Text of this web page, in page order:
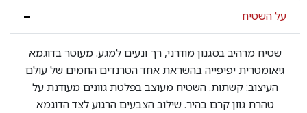
על השטיח
שטיח מרהיב בסגנון מודרני, רך ונעים למגע. מעוטר בדוגמא
גיאומטרית יפיפייה בהשראת אחד הטרנדים החמים של עולם
העיצוב: קשתות. השטיח מעוצב בפלטת גוונים מעודנת על
טהרת גוון קרם בהיר. שילוב הצבעים הרגוע לצד הדוגמא